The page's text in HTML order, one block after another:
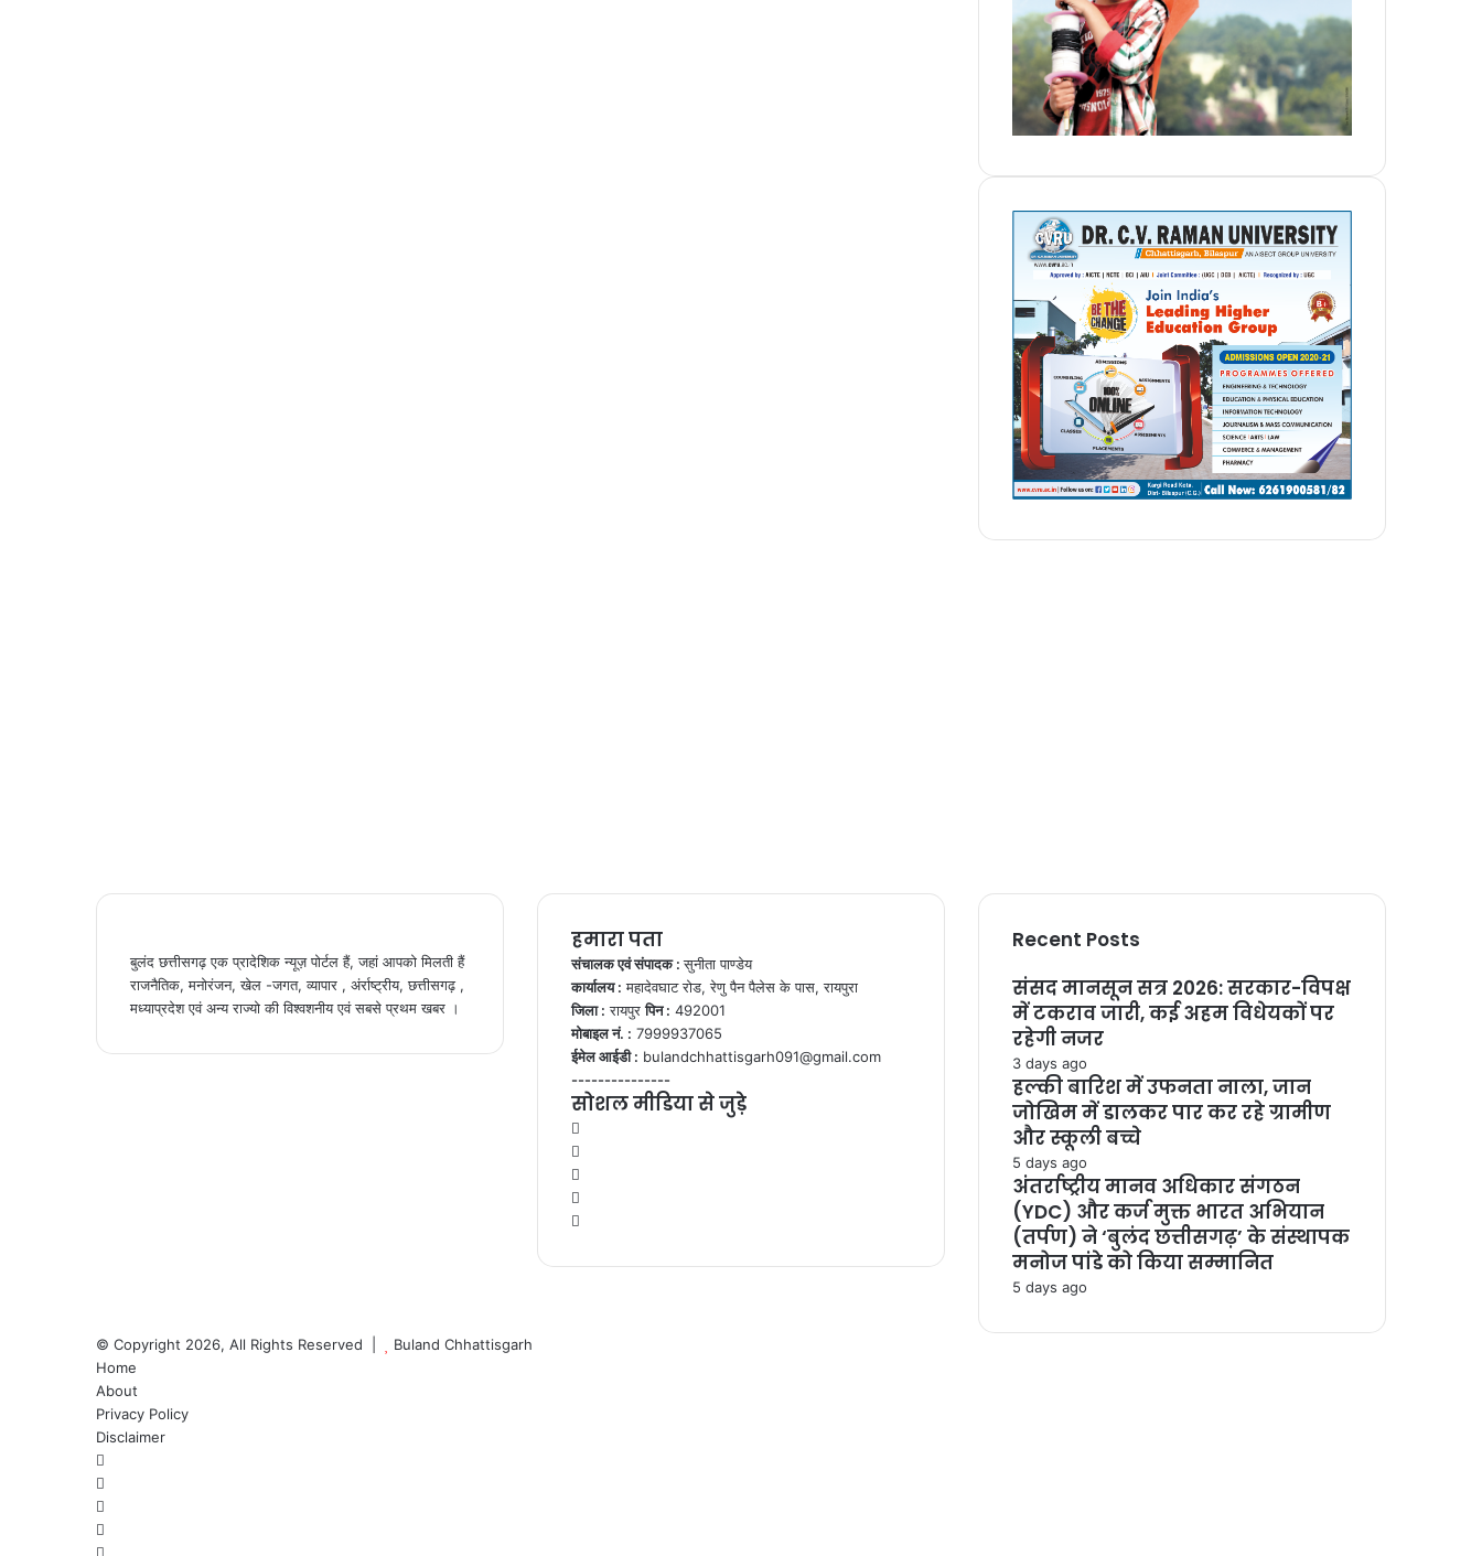
बुलंद छत्तीसगढ़ एक प्रादेशिक न्यूज़ पोर्टल हैं, जहां आपको मिलती हैं
राजनैतिक, मनोरंजन, खेल -जगत, व्यापार , अंर्राष्ट्रीय, छत्तीसगढ़ ,
मध्याप्रदेश एवं अन्य राज्यो की विश्वशनीय एवं सबसे प्रथम खबर ।
हमारा पता
संचालक एवं संपादक :सुनीता पाण्डेय
कार्यालय : महादेवघाट रोड, रेणु पैन पैलेस के पास, रायपुरा
जिला : रायपुरपिन : 492001
मोबाइल नं. : 7999937065
ईमेल आईडी : bulandchhattisgarh091@gmail.com
---------------
सोशल मीडिया से जुड़े
Recent Posts
संसद मानसून सत्र 2026: सरकार-विपक्ष
में टकराव जारी, कई अहम विधेयकों पर
रहेगी नजर
3 days ago
हल्की बारिश में उफनता नाला, जान
जोखिम में डालकर पार कर रहे ग्रामीण
और स्कूली बच्चे
5 days ago
अंतर्राष्ट्रीय मानव अधिकार संगठन
(YDC) और कर्ज मुक्त भारत अभियान
(तर्पण) ने ‘बुलंद छत्तीसगढ़’ के संस्थापक
मनोज पांडे को किया सम्मानित
5 days ago
© Copyright 2026, All Rights Reserved |
Buland Chhattisgarh
Home
About
Privacy Policy
Disclaimer